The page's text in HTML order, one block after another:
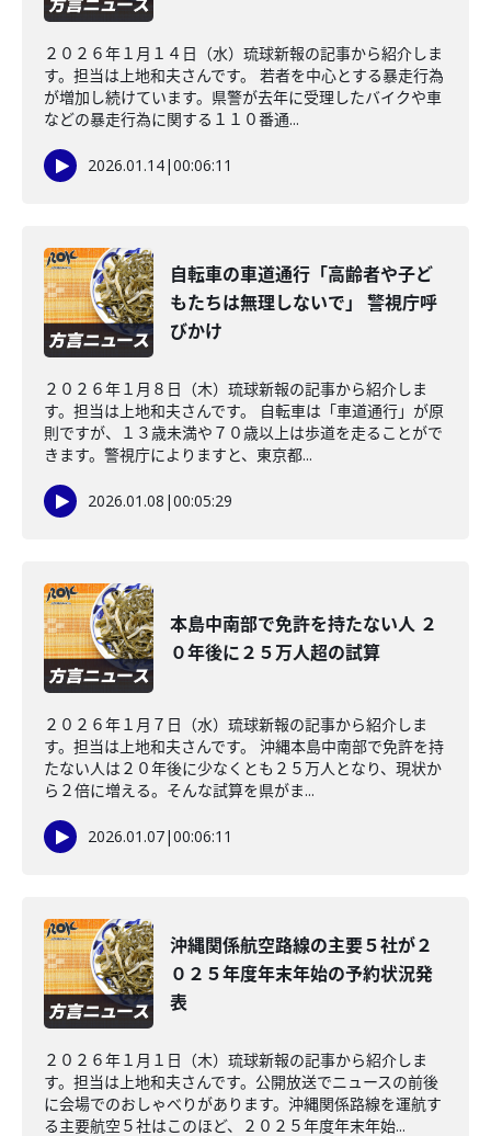
２０２６年１月１４日（水）琉球新報の記事から紹介しま
す。担当は上地和夫さんです。 若者を中心とする暴走行為
が増加し続けています。県警が去年に受理したバイクや車
などの暴走行為に関する１１０番通...
2026.01.14|00:06:11
自転車の車道通行「高齢者や子ど
もたちは無理しないで」 警視庁呼
びかけ
２０２６年１月８日（木）琉球新報の記事から紹介しま
す。担当は上地和夫さんです。 自転車は「車道通行」が原
則ですが、１３歳未満や７０歳以上は歩道を走ることがで
きます。警視庁によりますと、東京都...
2026.01.08 |00:05:29
本島中南部で免許を持たない人 ２
０年後に２５万人超の試算
２０２６年１月７日（水）琉球新報の記事から紹介しま
す。担当は上地和夫さんです。 沖縄本島中南部で免許を持
たない人は２０年後に少なくとも２５万人となり、現状か
ら２倍に増える。そんな試算を県がま...
2026.01.07|00:06:11
沖縄関係航空路線の主要５社が２
０２５年度年末年始の予約状況発
表
２０２６年１月１日（木）琉球新報の記事から紹介しま
す。担当は上地和夫さんです。公開放送でニュースの前後
に会場でのおしゃべりがあります。沖縄関係路線を運航す
る主要航空５社はこのほど、２０２５年度年末年始...